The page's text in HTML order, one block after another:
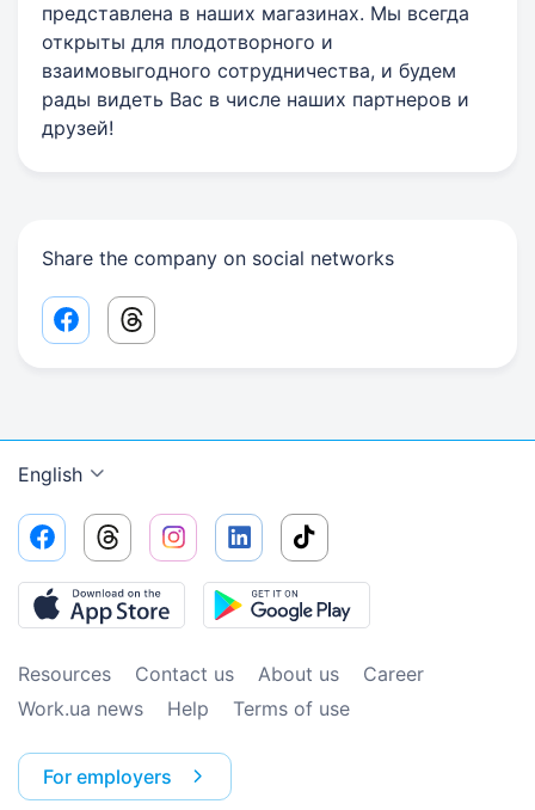
представлена в наших магазинах. Мы всегда
открыты для плодотворного и
взаимовыгодного сотрудничества, и будем
рады видеть Вас в числе наших партнеров и
друзей!
Share the company on social networks
Facebook share link
Threads share link
English
Resources Contact us About us
Сareer
Work.ua news
Help Terms of use
For employers